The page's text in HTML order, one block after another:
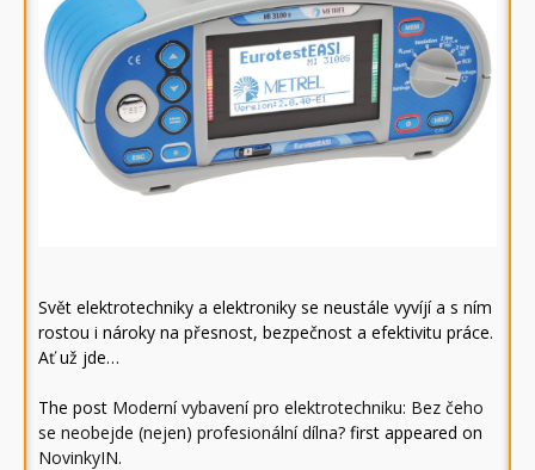
Svět elektrotechniky a elektroniky se neustále vyvíjí a s ním
rostou i nároky na přesnost, bezpečnost a efektivitu práce.
Ať už jde…
The post Moderní vybavení pro elektrotechniku: Bez čeho
se neobejde (nejen) profesionální dílna? first appeared on
NovinkyIN.